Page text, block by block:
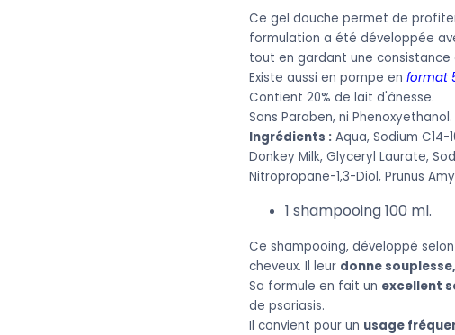
Ce gel douche permet de
formulation a été développée
tout en gardant une
Existe aussi en pompe en format
Contient 20% de lait d'ânesse.
Sans Paraben, ni Phenoxyethanol.
Ingrédients : Aqua, Sodium
Donkey Milk, Glyceryl Laurate,
Nitropropane-1,3-Diol, Prunus
1 shampooing 100 ml.
Ce shampooing, développé
cheveux. Il leur donne
Sa formule en fait un excellent
de psoriasis.
Il convient pour un usage